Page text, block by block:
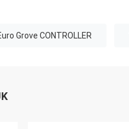
Grove CONTROLLER